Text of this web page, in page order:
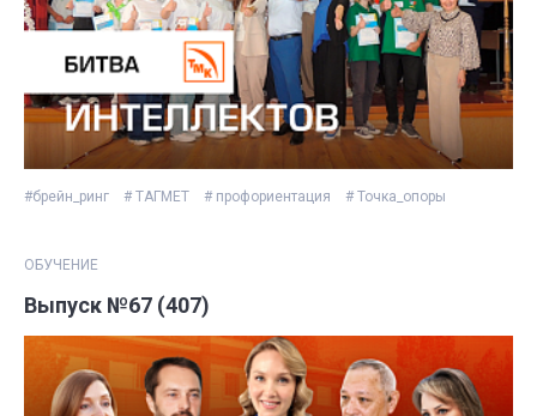
#брейн_ринг # ТАГМЕТ # профориентация # Точка_опоры
ОБУЧЕНИЕ
Выпуск №67 (407)